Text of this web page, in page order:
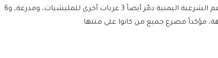
المتنوعة، مضيفا بأن طيران التحالف العربي لدعم الشرعية اليمنية دمّر أيضاً 3 عربات أخرى للمليشيات، ومدرعة، و6
مؤكداً مصرع جميع من كانوا على متنها.